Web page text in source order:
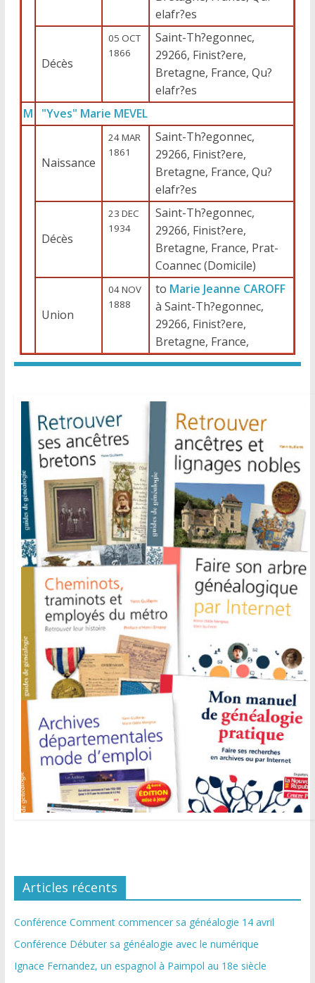
elafr?es
Décès
05 OCT
1866
Saint-Th?egonnec,
29266, Finist?ere,
Bretagne, France, Qu?
elafr?es
M
"Yves" Marie MEVEL
Naissance
24 MAR
1861
Saint-Th?egonnec,
29266, Finist?ere,
Bretagne, France, Qu?
elafr?es
Décès
23 DEC
1934
Saint-Th?egonnec,
29266, Finist?ere,
Bretagne, France, Prat-
Coannec (Domicile)
Union
04 NOV
1888
to Marie Jeanne CAROFF
à Saint-Th?egonnec,
29266, Finist?ere,
Bretagne, France,
Articles récents
Conférence Comment commencer sa généalogie 14 avril
Conférence Débuter sa généalogie avec le numérique
Ignace Fernandez, un espagnol à Paimpol au 18e siècle